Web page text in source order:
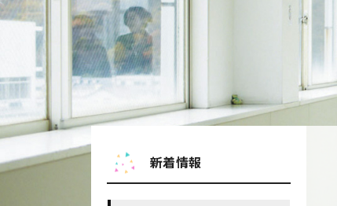
新着情報